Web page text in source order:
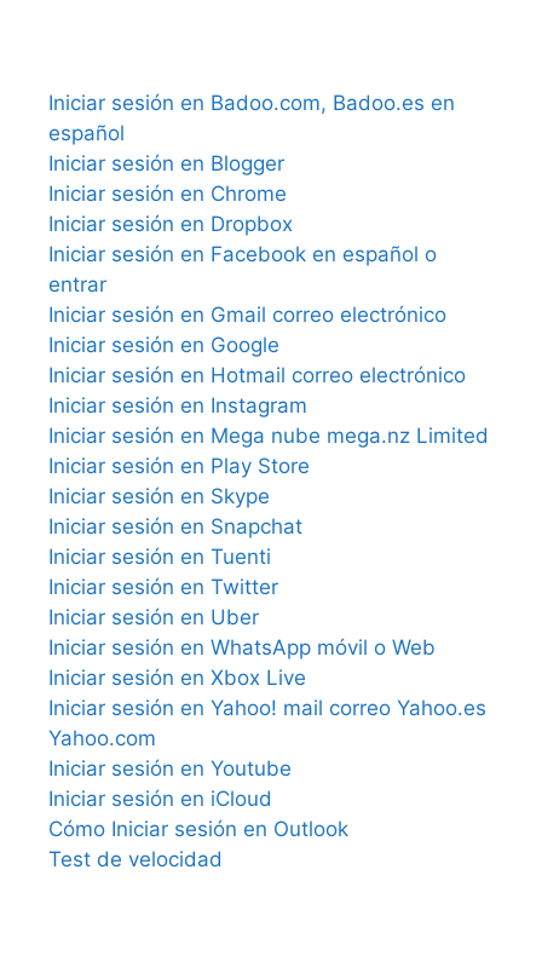
Iniciar sesión en Badoo.com, Badoo.es en
español
Iniciar sesión en Blogger
Iniciar sesión en Chrome
Iniciar sesión en Dropbox
Iniciar sesión en Facebook en español o
entrar
Iniciar sesión en Gmail correo electrónico
Iniciar sesión en Google
Iniciar sesión en Hotmail correo electrónico
Iniciar sesión en Instagram
Iniciar sesión en Mega nube mega.nz Limited
Iniciar sesión en Play Store
Iniciar sesión en Skype
Iniciar sesión en Snapchat
Iniciar sesión en Tuenti
Iniciar sesión en Twitter
Iniciar sesión en Uber
Iniciar sesión en WhatsApp móvil o Web
Iniciar sesión en Xbox Live
Iniciar sesión en Yahoo! mail correo Yahoo.es
Yahoo.com
Iniciar sesión en Youtube
Iniciar sesión en iCloud
Cómo Iniciar sesión en Outlook
Test de velocidad